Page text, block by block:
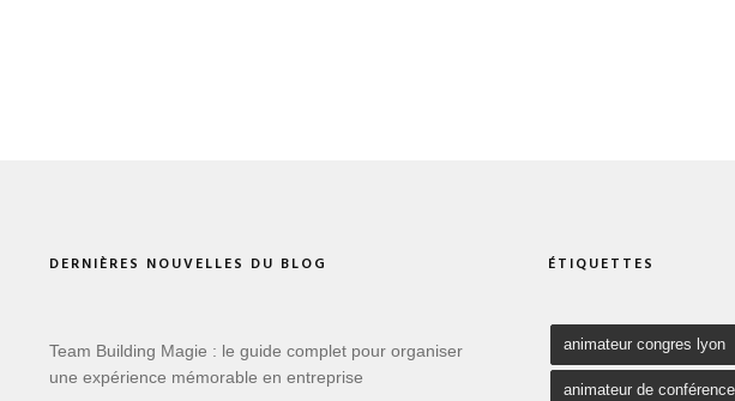
DERNIÈRES NOUVELLES DU BLOG
Team Building Magie : le guide complet pour organiser
une expérience mémorable en entreprise
ÉTIQUETTES
animateur congres lyon
animateur de